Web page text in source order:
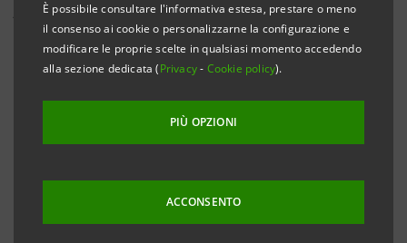
È possibile consultare l'informativa estesa, prestare o meno
il consenso ai cookie o personalizzarne la configurazione e
modificare le proprie scelte in qualsiasi momento accedendo
alla sezione dedicata (Privacy- Cookie policy).
PIÙ OPZIONI
ACCONSENTO
Ascoli Piceno, 9 maggio 2014– La grande guerra nella
cartografia satirica d’Europa sarà il tema della mostra
che si svolgerà dal 12 al 18 maggio, con orari 9-12 e
Sant’Agostino presso la Biblioteca Comunale, in Corso
Mazzini.
Saranno esposte le cartografie satiriche della
collezione Gianni Brandozzi riferite alla grande